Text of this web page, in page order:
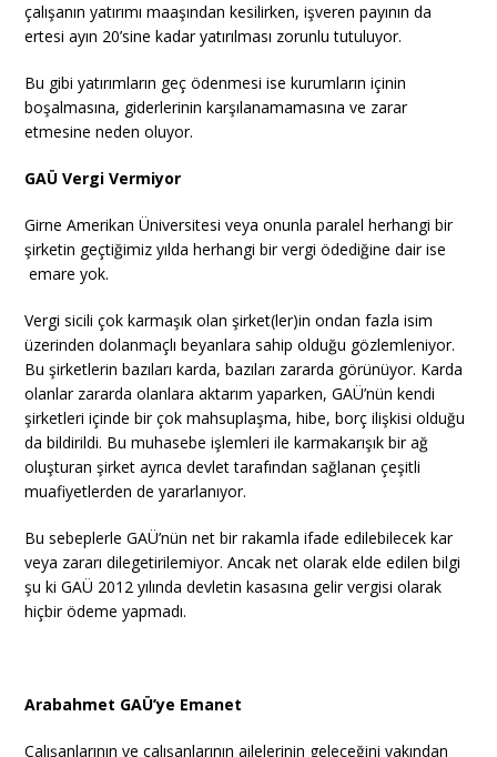
çalışanın yatırımı maaşından kesilirken, işveren payının da
ertesi ayın 20’sine kadar yatırılması zorunlu tutuluyor.
Bu gibi yatırımların geç ödenmesi ise kurumların içinin
boşalmasına, giderlerinin karşılanamamasına ve zarar
etmesine neden oluyor.
GAÜ Vergi Vermiyor
Girne Amerikan Üniversitesi veya onunla paralel herhangi bir
şirketin geçtiğimiz yılda herhangi bir vergi ödediğine dair ise
emare yok.
Vergi sicili çok karmaşık olan şirket(ler)in ondan fazla isim
üzerinden dolanmaçlı beyanlara sahip olduğu gözlemleniyor.
Bu şirketlerin bazıları karda, bazıları zararda görünüyor. Karda
olanlar zararda olanlara aktarım yaparken, GAÜ’nün kendi
şirketleri içinde bir çok mahsuplaşma, hibe, borç ilişkisi olduğu
da bildirildi. Bu muhasebe işlemleri ile karmakarışık bir ağ
oluşturan şirket ayrıca devlet tarafından sağlanan çeşitli
muafiyetlerden de yararlanıyor.
Bu sebeplerle GAÜ’nün net bir rakamla ifade edilebilecek kar
veya zararı dilegetirilemiyor. Ancak net olarak elde edilen bilgi
şu ki GAÜ 2012 yılında devletin kasasına gelir vergisi olarak
hiçbir ödeme yapmadı.
Arabahmet GAÜ’ye Emanet
Çalışanlarının ve çalışanlarının ailelerinin geleceğini yakından